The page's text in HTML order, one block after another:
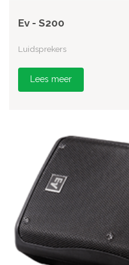
Ev - S200
Luidsprekers
Lees meer